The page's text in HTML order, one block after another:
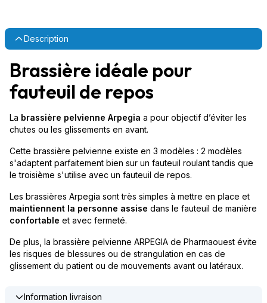
Description
Brassière idéale pour
fauteuil de repos
La brassière pelvienne Arpegia a pour objectif d’éviter les
chutes ou les glissements en avant.
Cette brassière pelvienne existe en 3 modèles : 2 modèles
s'adaptent parfaitement bien sur un fauteuil roulant tandis que
le troisième s'utilise avec un fauteuil de repos.
Les brassières Arpegia sont très simples à mettre en place et
maintiennent la personne assise dans le fauteuil de manière
confortable et avec fermeté.
De plus, la brassière pelvienne ARPEGIA de Pharmaouest évite
les risques de blessures ou de strangulation en cas de
glissement du patient ou de mouvements avant ou latéraux.
Information livraison